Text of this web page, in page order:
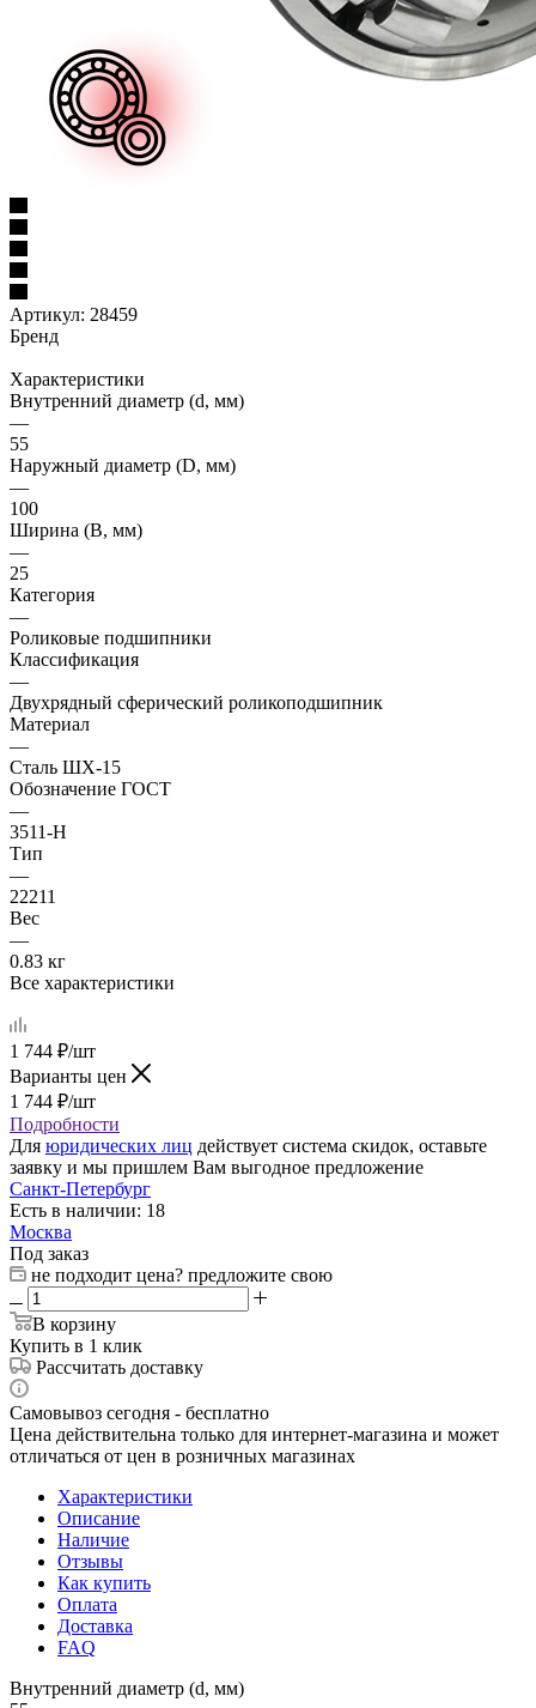
Артикул: 28459
Бренд
Характеристики
Внутренний диаметр (d, мм)
—
55
Наружный диаметр (D, мм)
—
100
Ширина (B, мм)
—
25
Категория
—
Роликовые подшипники
Классификация
—
Двухрядный сферический роликоподшипник
Материал
—
Сталь ШХ-15
Обозначение ГОСТ
—
3511-Н
Тип
—
22211
Вес
—
0.83 кг
Все характеристики
1 744 ₽/шт
Варианты цен
1 744 ₽/шт
Подробности
Для юридических лиц действует система скидок, оставьте
заявку и мы пришлем Вам выгодное предложение
Санкт-Петербург
Есть в наличии: 18
Москва
Под заказ
не подходит цена? предложите свою
В корзину
Купить в 1 клик
Рассчитать доставку
Самовывоз сегодня - бесплатно
Цена действительна только для интернет-магазина и может
отличаться от цен в розничных магазинах
Характеристики
Описание
Наличие
Отзывы
Как купить
Оплата
Доставка
FAQ
Внутренний диаметр (d, мм)